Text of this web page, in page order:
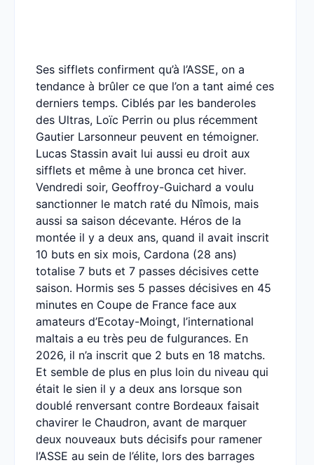
Ses sifflets confirment qu’à l’ASSE, on a
tendance à brûler ce que l’on a tant aimé ces
derniers temps. Ciblés par les banderoles
des Ultras, Loïc Perrin ou plus récemment
Gautier Larsonneur peuvent en témoigner.
Lucas Stassin avait lui aussi eu droit aux
sifflets et même à une bronca cet hiver.
Vendredi soir, Geoffroy-Guichard a voulu
sanctionner le match raté du Nîmois, mais
aussi sa saison décevante. Héros de la
montée il y a deux ans, quand il avait inscrit
10 buts en six mois, Cardona (28 ans)
totalise 7 buts et 7 passes décisives cette
saison. Hormis ses 5 passes décisives en 45
minutes en Coupe de France face aux
amateurs d’Ecotay-Moingt, l’international
maltais a eu très peu de fulgurances. En
2026, il n’a inscrit que 2 buts en 18 matchs.
Et semble de plus en plus loin du niveau qui
était le sien il y a deux ans lorsque son
doublé renversant contre Bordeaux faisait
chavirer le Chaudron, avant de marquer
deux nouveaux buts décisifs pour ramener
l’ASSE au sein de l’élite, lors des barrages